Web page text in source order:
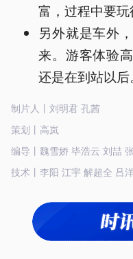
富，过程中要玩
另外就是车外
来。游客体验
还是在到站以后。
制片人丨刘明君 孔茜
策划丨高岚
编导丨魏雪娇 毕浩云 刘喆
技术丨李阳 江宇 解超全 吕